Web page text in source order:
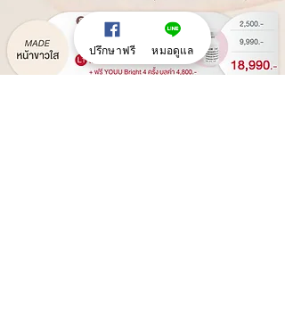
ปรึกษาฟรี หมอดูแล